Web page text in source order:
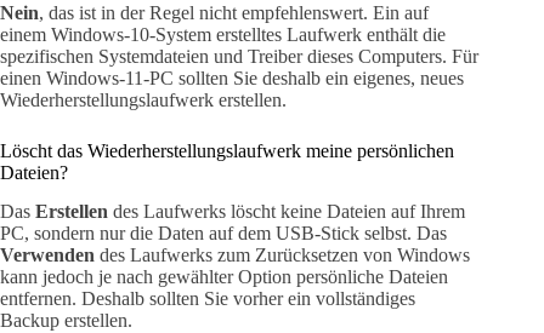
Nein, das ist in der Regel nicht empfehlenswert. Ein auf
einem Windows-10-System erstelltes Laufwerk enthält die
spezifischen Systemdateien und Treiber dieses Computers. Für
einen Windows-11-PC sollten Sie deshalb ein eigenes, neues
Wiederherstellungslaufwerk erstellen.
Löscht das Wiederherstellungslaufwerk meine persönlichen
Dateien?
Das Erstellen des Laufwerks löscht keine Dateien auf Ihrem
PC, sondern nur die Daten auf dem USB-Stick selbst. Das
Verwenden des Laufwerks zum Zurücksetzen von Windows
kann jedoch je nach gewählter Option persönliche Dateien
entfernen. Deshalb sollten Sie vorher ein vollständiges
Backup erstellen.